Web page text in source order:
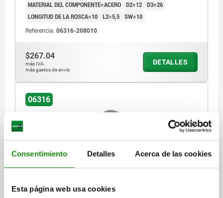
Consentimiento Detalles Acerca de las cookies
Esta página web usa cookies
MATERIAL DEL COMPONENTE=ACERO D2=12 D3=26
LONGITUD DE LA ROSCA=10 L2=5,5 SW=10
Referencia: 06316-208010
$267.04
más IVA.
más gastos de envío
DETALLES
06316
DUROPLAST PULIDO CON UN BRILLO INTEN,